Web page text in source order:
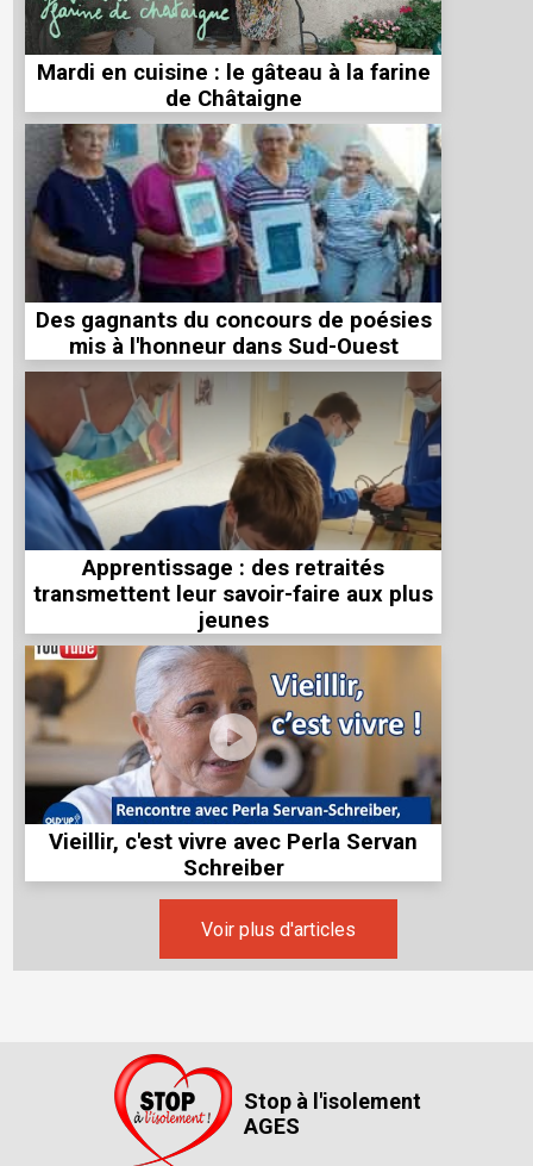
Mardi en cuisine : le gâteau à la farine
de Châtaigne
Des gagnants du concours de poésies
mis à l'honneur dans Sud-Ouest
Apprentissage : des retraités
transmettent leur savoir-faire aux plus
jeunes
Vieillir, c'est vivre avec Perla Servan
Schreiber
Voir plus d'articles
Stop à l'isolement
AGES